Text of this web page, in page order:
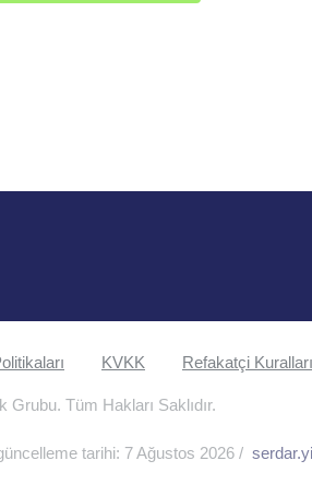
KVKK Refakatçi Kuralları
Grubu. Tüm Hakları Saklıdır.
tarihi: 7 Ağustos 2026 /